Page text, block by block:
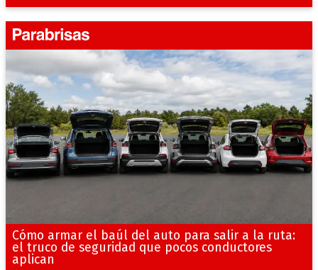
Cómo armar el baúl del auto para salir a la ruta:
el truco de seguridad que pocos conductores
aplican